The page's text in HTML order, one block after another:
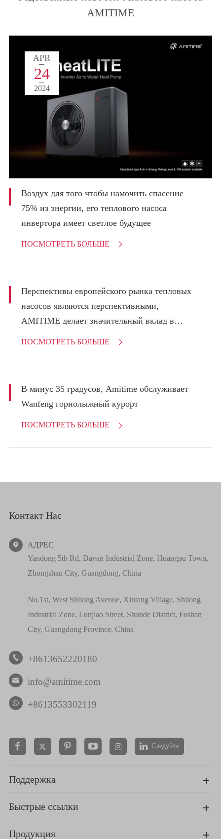
AMITIME
APR
24
2024
Воздух для того чтобы намочить спасение
75% из энергии, его теплового насоса
инвертора имеет светлое будущее
ПОСМОТРЕТЬ БОЛЬШЕ 
Перспективы европейского рынка тепловых
насосов являются перспективными,
AMITIME делает значительный вклад в
ПОСМОТРЕТЬ БОЛЬШЕ 
В минус 35 градусов, Amitime обслуживает
Wanfeng горнолыжный курорт
ПОСМОТРЕТЬ БОЛЬШЕ 
Контакт Нас

АДРЕС
Yandong 5th Rd, Dayan Industrial Zone, Huangpu Town,
Zhongshan City, Guangdong, China
No.1st, West Shilong Avenue, Xintang Village, Shilong
Industrial Zone, Lunjiao Street, Shunde District, Foshan
City, Guangdong Province, China
 +8613652220180
 info@amitime.com
+8613553302119
  Следуйте
Поддержка
Быстрые ссылки
Продукция